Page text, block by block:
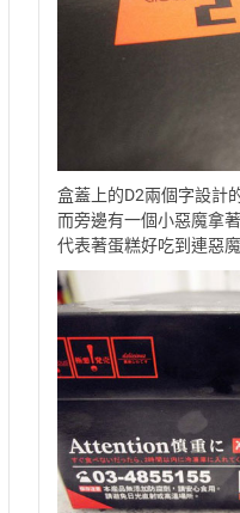
盒蓋上的D2兩個字設計
而旁邊有一個小惡魔拿
代表著蛋糕好吃到連惡